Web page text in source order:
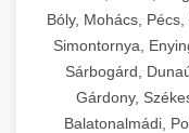
Bóly, Mohács,
Simontornya,
Sárbogárd,
Gárdony,
Balatonalmádi,